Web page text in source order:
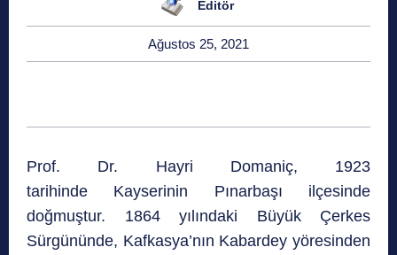
Editör
Ağustos 25, 2021
Prof. Dr. Hayri Domaniç, 1923
tarihinde Kayserinin Pınarbaşı ilçesinde
doğmuştur. 1864 yılındaki Büyük Çerkes
Sürgününde, Kafkasya’nın Kabardey yöresinden